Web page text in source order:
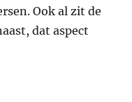
Ook al zit de
dat aspect
stelt teleur”